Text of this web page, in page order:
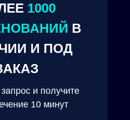
1000
В
И ПОД
и получите
10 минут